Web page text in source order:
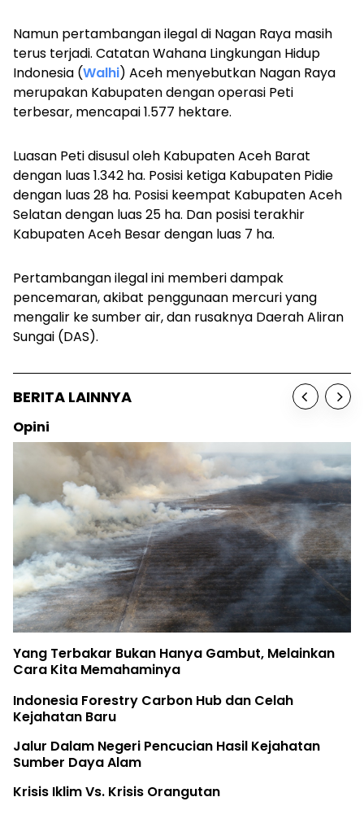
Namun pertambangan ilegal di Nagan Raya masih
terus terjadi. Catatan Wahana Lingkungan Hidup
Indonesia (Walhi) Aceh menyebutkan Nagan Raya
merupakan Kabupaten dengan operasi Peti
terbesar, mencapai1.577 hektare.
Luasan Peti disusul oleh Kabupaten Aceh Barat
dengan luas 1.342 ha. Posisi ketiga Kabupaten Pidie
dengan luas 28 ha. Posisi keempat Kabupaten Aceh
Selatan dengan luas 25 ha. Dan posisi terakhir
Kabupaten Aceh Besar dengan luas 7 ha.
Pertambangan ilegal ini memberi dampak
pencemaran, akibat penggunaan mercuri yang
mengalir ke sumber air, dan rusaknya Daerah Aliran
Sungai (DAS).
BERITA LAINNYA
Opini
Yang Terbakar Bukan Hanya Gambut, Melainkan
Cara Kita Memahaminya
Indonesia Forestry Carbon Hub dan Celah
Kejahatan Baru
Jalur Dalam Negeri Pencucian Hasil Kejahatan
Sumber Daya Alam
Krisis Iklim Vs. Krisis Orangutan